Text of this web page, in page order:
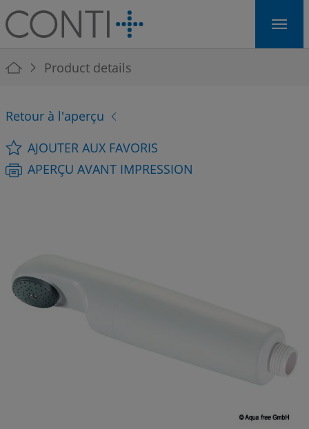
Skip to main navigation
Skip to main content
Skip to page footer
You are here:
Product details
Retour à l'aperçu
AJOUTER AUX FAVORIS
APERÇU AVANT IMPRESSION